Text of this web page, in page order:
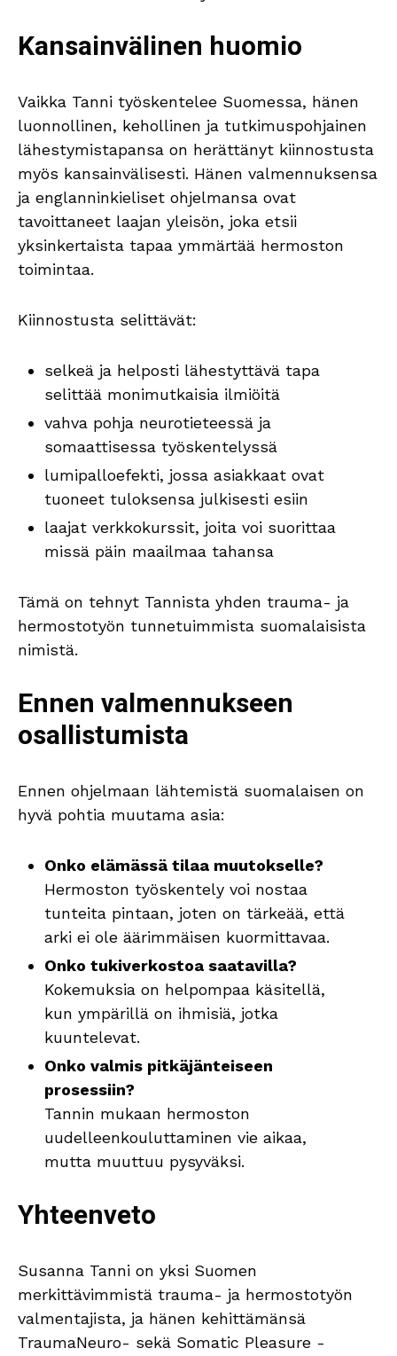
Kansainvälinen huomio
Vaikka Tanni työskentelee Suomessa, hänen
luonnollinen, kehollinen ja tutkimuspohjainen
lähestymistapansa on herättänyt kiinnostusta
myös kansainvälisesti. Hänen valmennuksensa
ja englanninkieliset ohjelmansa ovat
tavoittaneet laajan yleisön, joka etsii
yksinkertaista tapaa ymmärtää hermoston
toimintaa.
Kiinnostusta selittävät:
selkeä ja helposti lähestyttävä tapa
selittää monimutkaisia ilmiöitä
vahva pohja neurotieteessä ja
somaattisessa työskentelyssä
lumipalloefekti, jossa asiakkaat ovat
tuoneet tuloksensa julkisesti esiin
laajat verkkokurssit, joita voi suorittaa
missä päin maailmaa tahansa
Tämä on tehnyt Tannista yhden trauma- ja
hermostotyön tunnetuimmista suomalaisista
nimistä.
Ennen valmennukseen
osallistumista
Ennen ohjelmaan lähtemistä suomalaisen on
hyvä pohtia muutama asia:
Onko elämässä tilaa muutokselle?
Hermoston työskentely voi nostaa
tunteita pintaan, joten on tärkeää, että
arki ei ole äärimmäisen kuormittavaa.
Onko tukiverkostoa saatavilla?
Kokemuksia on helpompaa käsitellä,
kun ympärillä on ihmisiä, jotka
kuuntelevat.
Onko valmis pitkäjänteiseen
prosessiin?
Tannin mukaan hermoston
uudelleenkouluttaminen vie aikaa,
mutta muuttuu pysyväksi.
Yhteenveto
Susanna Tanni on yksi Suomen
merkittävimmistä trauma- ja hermostotyön
valmentajista, ja hänen kehittämänsä
TraumaNeuro- sekä Somatic Pleasure -